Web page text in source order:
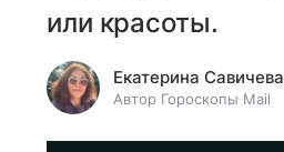
или красоты.
Екатерина Савичева
Автор Гороскопы Mail